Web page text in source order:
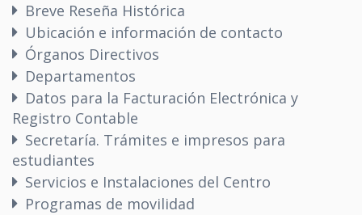
Breve Reseña Histórica
Ubicación e información de contacto
Órganos Directivos
Departamentos
Datos para la Facturación Electrónica y
Registro Contable
Secretaría. Trámites e impresos para
estudiantes
Servicios e Instalaciones del Centro
Programas de movilidad